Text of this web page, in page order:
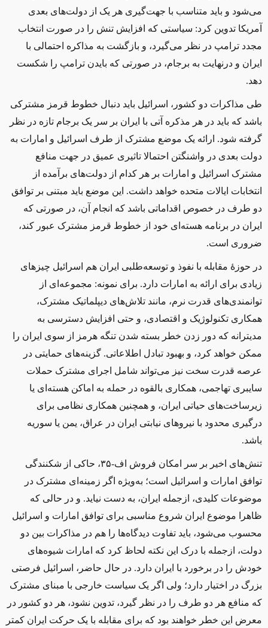
می‌شود و باید متناسب با جهت‌گیری هر یک از دولت‌های بعدی
آمریکا تدوین کرد: سیاستی که افزایش تنش را در صورت انتخاب
مجدد ترامپ در نظر می‌گیرد، و بازگشت به مذاکره احتمالی با
ایران و درنهایت به برجام، در صورتی که بایدن ترامپ را شکست
دهد.
طی مذاکرات دو کشور، اسرائیل باید دنبال خطوط قرمز مشترکی
باشد که باید در هر مذکره آتی با ایران بر سر یک برجام تازه در نظر
گرفته شود. ارائه یک موضع مشترک از طرف اسرائیل و امارات به
دولت بعدی در واشنگتن احتمالا تاثیری عمیق در جهت منافع
مشترک اسرائیل و امارات بر هر کدام از دولت‌های برآمده از
انتخابات ایالات متحده خواهد داشت. این موضع باید مبتنی بر توافق
دو طرف در خصوص اقداماتی باشد که انجام آن، ‌در صورتی که
ایران در برنامه هسته‌ای خود از خطوط قرمز مشترک عبور کند‌،
ضروری است.‌
در حوزۀ مقابله با نفوذ و توسعه‌طلبی ایران هم اسرائیل چیزهای
زیادی برای ارائه به امارات دارد. برای نمونه: مجموعه‌ای از
توانمندی‌های قدرت نرم، مانند تلاش‌های دیپلماتیک مشترک،
همکاری تکنولوژیک و اقتصادی، و حتی افزایش دسترسی به
مدیترانه که دور زدن خطر بسته‌ شدن تنگه هرمز از سوی ایران را
ممکن خواهد کرد، و بهبود تبادل اطلاعاتی. گزینه‌های حمایتی در
عرصه قدرت سخت نیز می‌تواند شامل اجرای مشترک حملات
سایبری تهاجمی، همکاری بالقوه در حمله به اماکن هسته‌ای یا
زیرساخت‌های حیاتی ایران، و همچنین همکاری نظامی برای
درگیری محدود با نیروهای نیابتی ایران در عراق، یمن یا سوریه
باشد.
تنش‌های اخیر بر سر امکان فروش اف-۳۵، حاکی از شکنندگی
توافق امارات و اسرائیل است؛ به‌ویژه اگر زمینه‌ای مشترک در
موضوعات کلیدی، ازجمله ایران، به دست نیاید. و در حالی که
ظاهرا موضوع ایران شروع مناسبی برای توافق امارات و اسرائیل
محسوب می‌شود، باید تفاوت دیدگاه‌ها را هم در مذاکرات بین دو
دولت، ازجمله با درک این نکته لحاظ کرد که امارات شیوه‌های
خودش را در برخورد با ایران دارد. در حال حاضر، اسرائیل فرصتی
بزرگ در اختیار دارد؛ ولی اگر یک سیاست خارجی با مبنای مشترک
که منافع هر دو طرف را در نظر ‌گیرد، تدوین نشود، هر دو کشور در
معرض این خطر خواهند بود که برای مقابله با یک حرکت ایران کمتر